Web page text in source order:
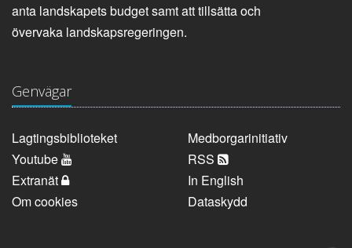
anta landskapets budget samt att tillsätta och
övervaka landskapsregeringen.
Genvägar
Lagtingsbiblioteket
Medborgarinitiativ
Youtube
RSS
Extranät
In English
Om cookies
Dataskydd